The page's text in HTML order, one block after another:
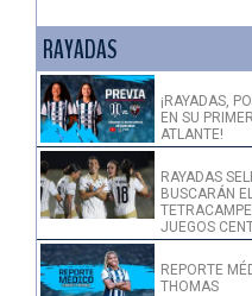
RAYADAS
¡RAYADAS,
EN SU
ATLANTE!
RAYADAS
BUSCARÁN
JUEGOS
REPORTE
THOMAS